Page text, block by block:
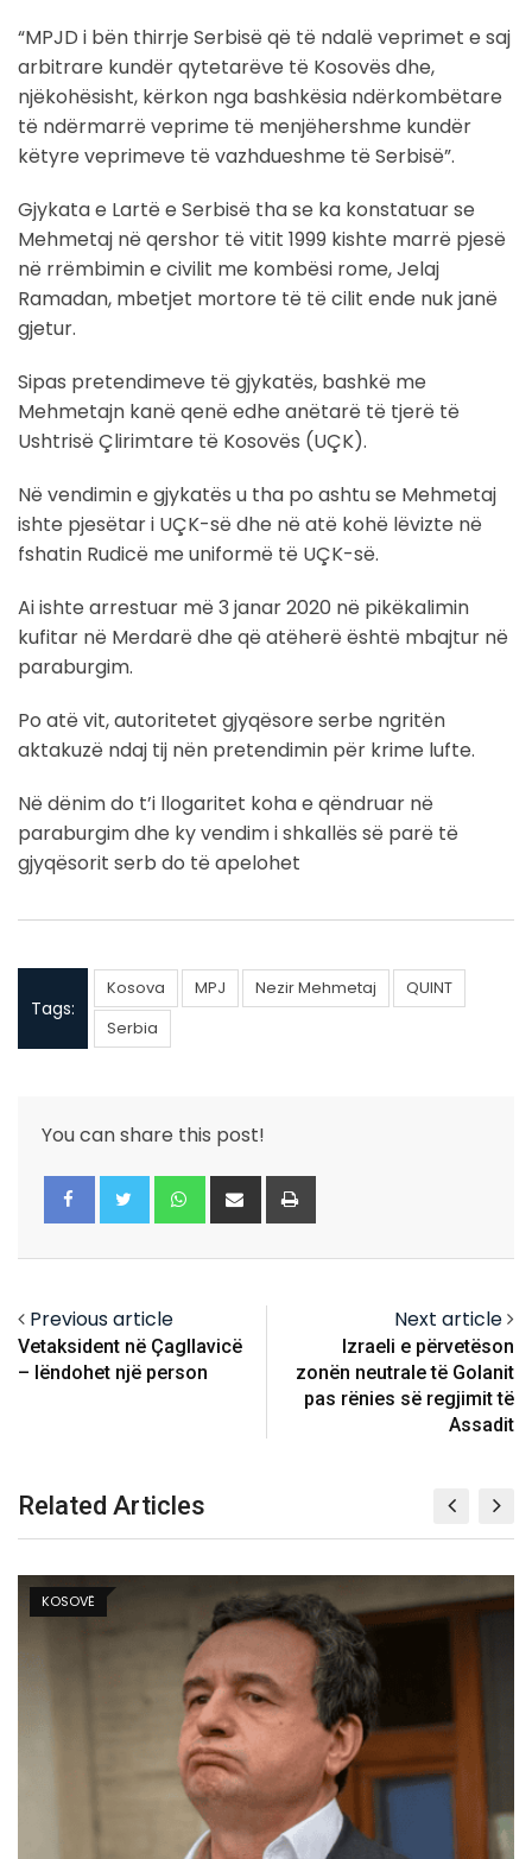
“MPJD i bën thirrje Serbisë që të ndalë veprimet e saj
arbitrare kundër qytetarëve të Kosovës dhe,
njëkohësisht, kërkon nga bashkësia ndërkombëtare
të ndërmarrë veprime të menjëhershme kundër
këtyre veprimeve të vazhdueshme të Serbisë”.
Gjykata e Lartë e Serbisë tha se ka konstatuar se
Mehmetaj në qershor të vitit 1999 kishte marrë pjesë
në rrëmbimin e civilit me kombësi rome, Jelaj
Ramadan, mbetjet mortore të të cilit ende nuk janë
gjetur.
Sipas pretendimeve të gjykatës, bashkë me
Mehmetajn kanë qenë edhe anëtarë të tjerë të
Ushtrisë Çlirimtare të Kosovës (UÇK).
Në vendimin e gjykatës u tha po ashtu se Mehmetaj
ishte pjesëtar i UÇK-së dhe në atë kohë lëvizte në
fshatin Rudicë me uniformë të UÇK-së.
Ai ishte arrestuar më 3 janar 2020 në pikëkalimin
kufitar në Merdarë dhe që atëherë është mbajtur në
paraburgim.
Po atë vit, autoritetet gjyqësore serbe ngritën
aktakuzë ndaj tij nën pretendimin për krime lufte.
Në dënim do t’i llogaritet koha e qëndruar në
paraburgim dhe ky vendim i shkallës së parë të
gjyqësorit serb do të apelohet
Tags:
Kosova MPJ Nezir Mehmetaj
QUINT
Serbia
You can share this post!
Whatsapp
Share
via
Previous article
Vetaksident në Çagllavicë
– lëndohet një person
Next article
Izraeli e përvetëson
zonën neutrale të Golanit
pas rënies së regjimit të
Assadit
Related Articles
BOTË